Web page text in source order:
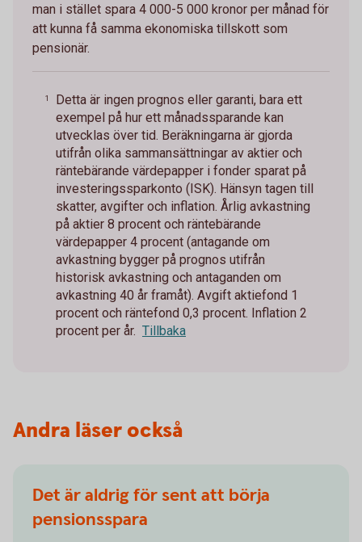
man i stället spara 4 000-5 000 kronor per månad för
att kunna få samma ekonomiska tillskott som
pensionär.
1
Detta är ingen prognos eller garanti, bara ett
exempel på hur ett månadssparande kan
utvecklas över tid. Beräkningarna är gjorda
utifrån olika sammansättningar av aktier och
räntebärande värdepapper i fonder sparat på
investeringssparkonto (ISK). Hänsyn tagen till
skatter, avgifter och inflation. Årlig avkastning
på aktier 8 procent och räntebärande
värdepapper 4 procent (antagande om
avkastning bygger på prognos utifrån
historisk avkastning och antaganden om
avkastning 40 år framåt). Avgift aktiefond 1
procent och räntefond 0,3 procent. Inflation 2
procent per år. Tillbaka
Andra läser också
Det är aldrig för sent att börja
pensionsspara